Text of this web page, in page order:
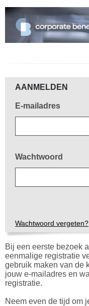
AANMELDEN
E-mailadres
Wachtwoord
Wachtwoord vergeten?
Bij een eerste bezoek
eenmalige registratie
gebruik maken van de
jouw e-mailadres en
registratie.
Neem even de tijd om